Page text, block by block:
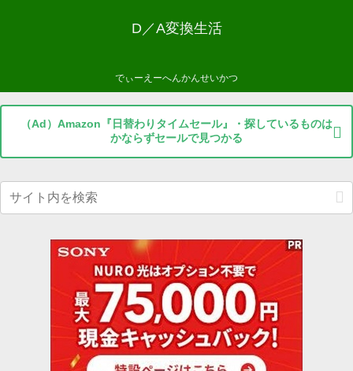
D／A変換生活
でぃーえーへんかんせいかつ
（Ad）Amazon『日替わりタイムセール』・探しているものは
かならずセールで見つかる